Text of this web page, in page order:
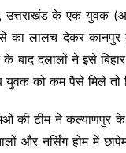
के एक युवक
का लालच देकर
के बाद दलालों ने इसे
को कम पैसे मिले तो
की टीम ने कल्याणपुर के
और नर्सिंग होम में